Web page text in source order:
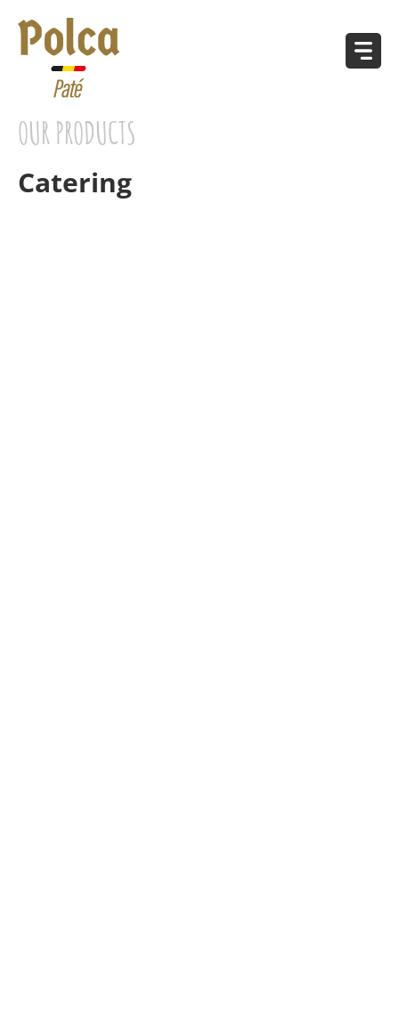
OUR PRODUCTS
Catering